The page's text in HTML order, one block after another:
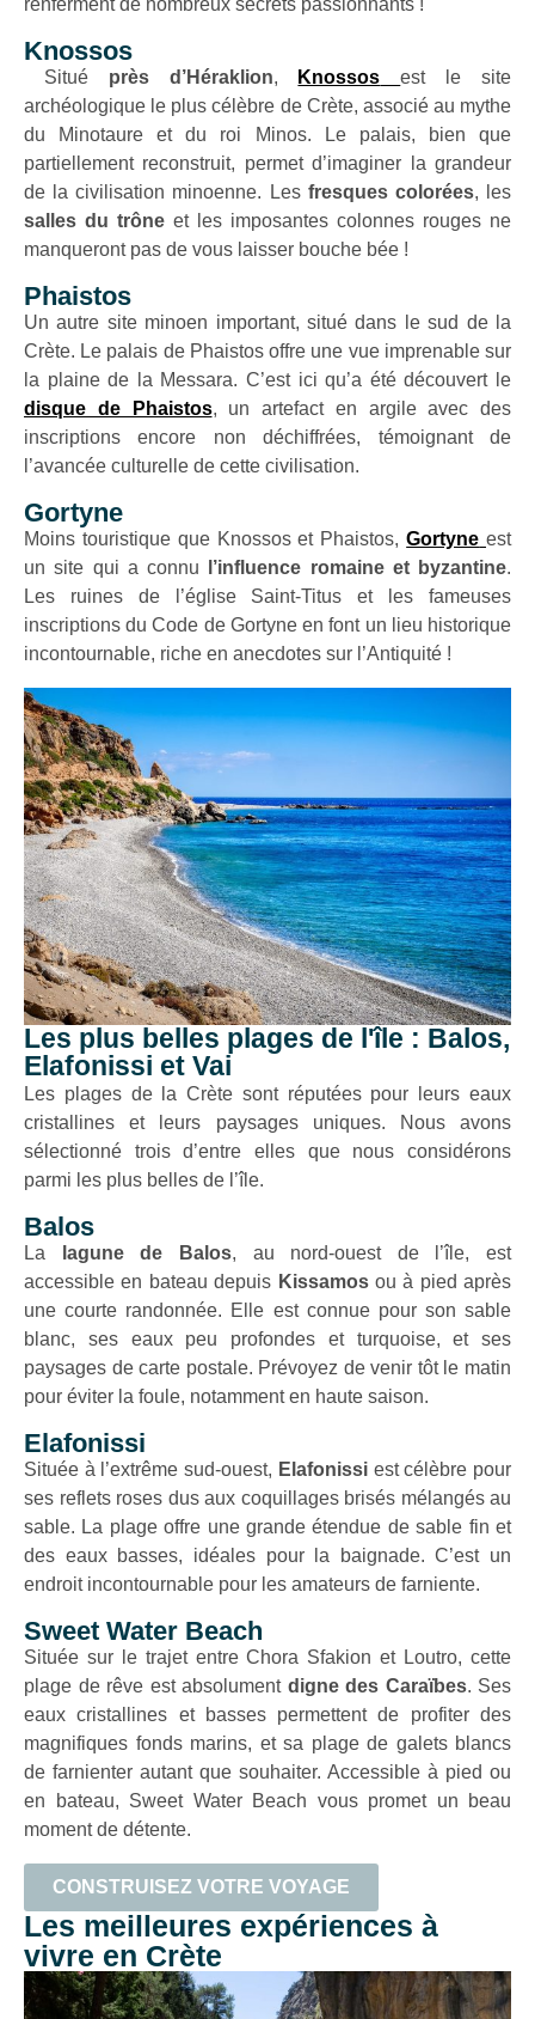
renferment de nombreux secrets passionnants !
Knossos
Situé près d’Héraklion, Knossos
est le site
archéologique le plus célèbre de Crète, associé au mythe
du Minotaure et du roi Minos. Le palais, bien que
partiellement reconstruit, permet d’imaginer la grandeur
de la civilisation minoenne. Les fresques colorées, les
salles du trône et les imposantes colonnes rouges ne
manqueront pas de vous laisser bouche bée !
Phaistos
Un autre site minoen important, situé dans le sud de la
Crète. Le palais de Phaistos offre une vue imprenable sur
la plaine de la Messara. C’est ici qu’a été découvert le
disque de Phaistos, un artefact en argile avec des
inscriptions encore non déchiffrées, témoignant de
l’avancée culturelle de cette civilisation.
Gortyne
Moins touristique que Knossos et Phaistos,Gortyne est
un site qui a connu
l’influence romaine et byzantine.
Les ruines de l’église Saint-Titus et les fameuses
inscriptions du Code de Gortyne en font un lieu historique
incontournable, riche en anecdotes sur l’Antiquité !
Les plus belles plages de l'île : Balos,
Elafonissi et Vai
Les plages de la Crète sont réputées pour leurs eaux
cristallines et leurs paysages uniques. Nous avons
sélectionné trois d’entre elles que nous considérons
parmi les plus belles de l’île.
Balos
La lagune de Balos, au nord-ouest de l’île, est
accessible en bateau depuis Kissamosou à pied après
une courte randonnée. Elle est connue pour son sable
blanc, ses eaux peu profondes et turquoise, et ses
paysages de carte postale. Prévoyez de venir tôt le matin
pour éviter la foule, notamment en haute saison.
Elafonissi
Située à l’extrême sud-ouest, Elafonissiest célèbre pour
ses reflets roses dus aux coquillages brisés mélangés au
sable. La plage offre une grande étendue de sable fin et
des eaux basses, idéales pour la baignade. C’est un
endroit incontournable pour les amateurs de farniente.
Sweet Water Beach
Située sur le trajet entre Chora Sfakion et Loutro, cette
plage de rêve est absolument digne des Caraïbes. Ses
eaux cristallines et basses permettent de profiter des
magnifiques fonds marins, et sa plage de galets blancs
de farnienter autant que souhaiter. Accessible à pied ou
en bateau, Sweet Water Beach vous promet un beau
moment de détente.
CONSTRUISEZ VOTRE VOYAGE
Les meilleures expériences à
vivre en Crète